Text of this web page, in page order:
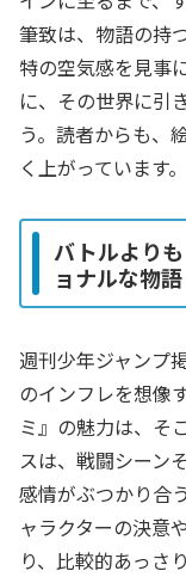
筆致は、物語の持
特の空気感を見事
に、その世界に引
う。読者からも、
く上がっています。
バトルより
ョナルな物語
週刊少年ジャンプ
のインフレを想像
ミ』の魅力は、そ
スは、戦闘シーン
感情がぶつかり合
ャラクターの決意
り、比較的あっさ